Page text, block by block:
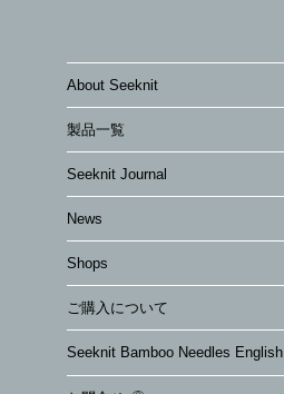
About Seeknit
製品一覧
Seeknit Journal
News
Shops
ご購入について
Seeknit Bamboo Needles English